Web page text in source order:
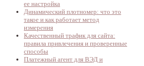
ее настройка
Динамический плотномер: что это
такое и как работает метод
измерения
Качественный трафик для сайта:
правила привлечения и проверенные
способы
Платежный агент для ВЭД и